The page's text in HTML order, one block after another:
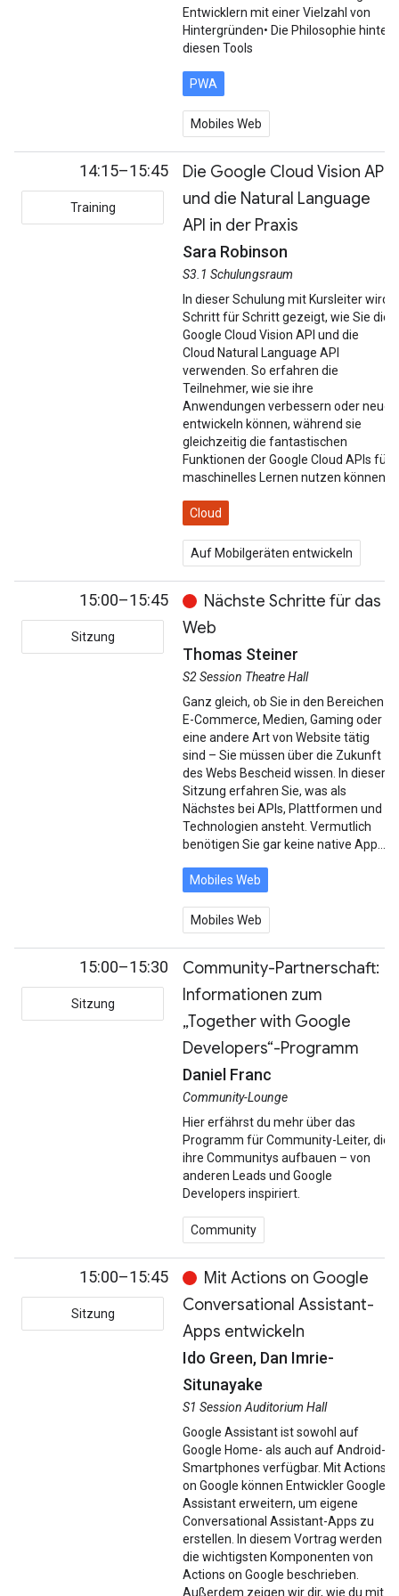
Entwicklern mit einer Vielzahl von
Hintergründen• Die Philosophie hinter
diesen Tools
PWA
Mobiles Web
14:15–15:45
Training
Die Google Cloud Vision API
und die Natural Language
API in der Praxis
Sara Robinson
S3.1 Schulungsraum
In dieser Schulung mit Kursleiter wird
Schritt für Schritt gezeigt, wie Sie die
Google Cloud Vision API und die
Cloud Natural Language API
verwenden. So erfahren die
Teilnehmer, wie sie ihre
Anwendungen verbessern oder neue
entwickeln können, während sie
gleichzeitig die fantastischen
Funktionen der Google Cloud APIs für
maschinelles Lernen nutzen können.
Cloud
Auf Mobilgeräten entwickeln
15:00–15:45
Sitzung
Nächste Schritte für das
Web
Thomas Steiner
S2 Session Theatre Hall
Ganz gleich, ob Sie in den Bereichen
E-Commerce, Medien, Gaming oder
eine andere Art von Website tätig
sind – Sie müssen über die Zukunft
des Webs Bescheid wissen. In dieser
Sitzung erfahren Sie, was als
Nächstes bei APIs, Plattformen und
Technologien ansteht. Vermutlich
benötigen Sie gar keine native App...
Mobiles Web
Mobiles Web
15:00–15:30
Sitzung
Community-Partnerschaft:
Informationen zum
„Together with Google
Developers“-Programm
Daniel Franc
Community-Lounge
Hier erfährst du mehr über das
Programm für Community-Leiter, die
ihre Communitys aufbauen – von
anderen Leads und Google
Developers inspiriert.
Community
15:00–15:45
Sitzung
Mit Actions on Google
Conversational Assistant-
Apps entwickeln
Ido Green, Dan Imrie-
Situnayake
S1 Session Auditorium Hall
Google Assistant ist sowohl auf
Google Home- als auch auf Android-
Smartphones verfügbar. Mit Actions
on Google können Entwickler Google
Assistant erweitern, um eigene
Conversational Assistant-Apps zu
erstellen. In diesem Vortrag werden
die wichtigsten Komponenten von
Actions on Google beschrieben.
Außerdem zeigen wir dir, wie du mit